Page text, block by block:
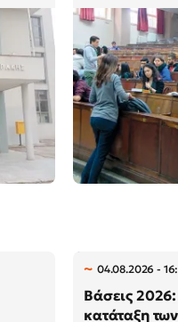
04.08.2026 -
Βάσεις 2026:
κατάταξη